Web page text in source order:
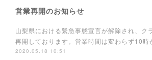
営業再開のお知らせ
山梨県における緊急事態宣言が解除され、ク
再開しております。営業時間は変わらず10時
2020.05.18 10:51